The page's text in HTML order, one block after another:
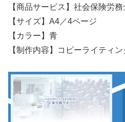
【商品サービス】社会保険労務
【サイズ】A4／4ページ
【カラー】青
【制作内容】コピーライティ